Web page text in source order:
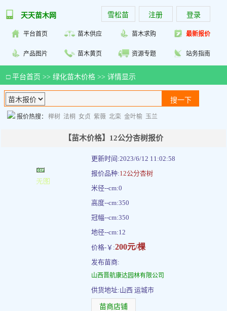
天天苗木网 雪松苗 注册 登录
平台首页 苗木供应 苗木求购 最新报价
产品图片 苗木黄页 资源专题 站务指南
□ 平台首页 >> 绿化苗木价格 >> 详情显示
报价热搜： 榉树 法桐 女贞 紫薇 北栾 金叶榆 玉兰
【苗木价格】12公分杏树报价
更新时间:2023/6/12 11:02:58
报价品种:12公分杏树
米径--cm:0
高度--cm:350
冠幅--cm:350
地径--cm:12
价格-￥:200元/棵
发布苗商:
山西晋航康达园林有限公司
供货地址:山西 运城市
苗商店铺